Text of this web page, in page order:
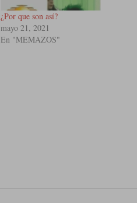
¿Por que son así?
mayo 21, 2021
En "MEMAZOS"